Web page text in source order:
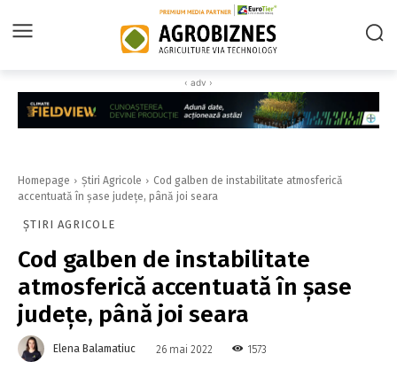
‹ adv ›
Homepage Știri Agricole
Cod galben de instabilitate atmosferică
accentuată în şase judeţe, până joi seara
ȘTIRI AGRICOLE
Cod galben de instabilitate
atmosferică accentuată în şase
judeţe, până joi seara
Elena Balamatiuc 26 mai 2022 1573